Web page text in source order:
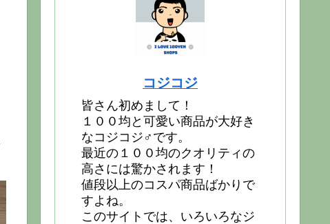
コジコジ
皆さん初めまして！
１００均と可愛い商品が大好き
なコジコジ♂です。
最近の１００均のクオリティの
高さには驚かされます！
値段以上のコスパ商品ばかりで
すよね。
このサイトでは、いろいろなジ